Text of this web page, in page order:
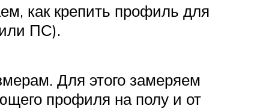
как крепить профиль для
ПС).
Для этого замеряем
профиля на полу и от